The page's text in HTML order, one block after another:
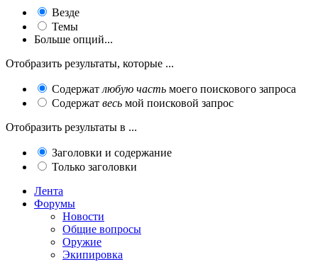
Везде
Темы
Больше опций...
Отобразить результаты, которые ...
Содержат любую часть моего поискового запроса
Содержат весь мой поисковой запрос
Отобразить результаты в ...
Заголовки и содержание
Только заголовки
Лента
Форумы
Новости
Общие вопросы
Оружие
Экипировка